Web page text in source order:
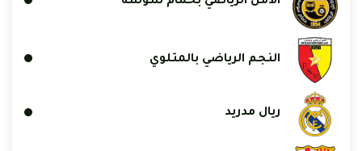
النجم الرياضي بالمتلوي
ريال مدريد